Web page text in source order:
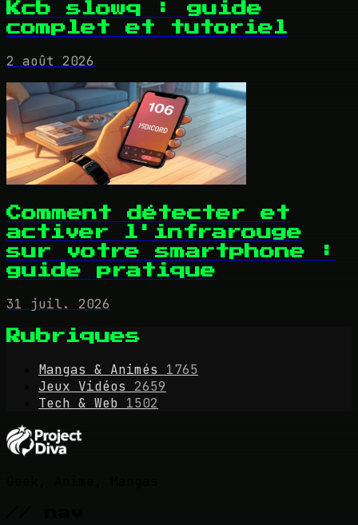
Kcb slowq : guide
complet et tutoriel
2 août 2026
Comment détecter et
activer l'infrarouge
sur votre smartphone :
guide pratique
31 juil. 2026
Rubriques
Mangas & Animés
1765
Jeux Vidéos
2659
Tech & Web 1502